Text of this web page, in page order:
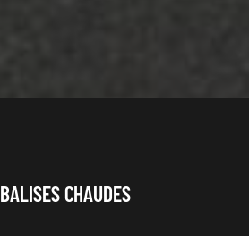
BALISES CHAUDES